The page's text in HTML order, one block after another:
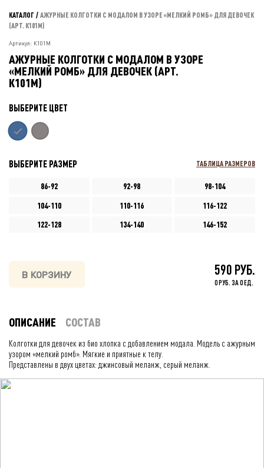
КАТАЛОГ / АЖУРНЫЕ КОЛГОТКИ С МОДАЛОМ В УЗОРЕ «МЕЛКИЙ РОМБ» ДЛЯ ДЕВОЧЕК
(АРТ. К101М)
Артикул: К101М
АЖУРНЫЕ КОЛГОТКИ С МОДАЛОМ В УЗОРЕ
«МЕЛКИЙ РОМБ» ДЛЯ ДЕВОЧЕК (АРТ.
К101М)
ВЫБЕРИТЕ ЦВЕТ
ВЫБЕРИТЕ РАЗМЕР ТАБЛИЦА РАЗМЕРОВ
86-92 92-98
98-104
104-110
110-116
116-122
122-128
134-140 146-152
В КОРЗИНУ 590 РУБ.
0 РУБ. ЗА 0 ЕД.
ОПИСАНИЕ СОСТАВ
Колготки для девочек из био хлопка с добавлением модала. Модель с ажурным
узором «мелкий ромб». Мягкие и приятные к телу.
Представлены в двух цветах: джинсовый меланж, серый меланж.